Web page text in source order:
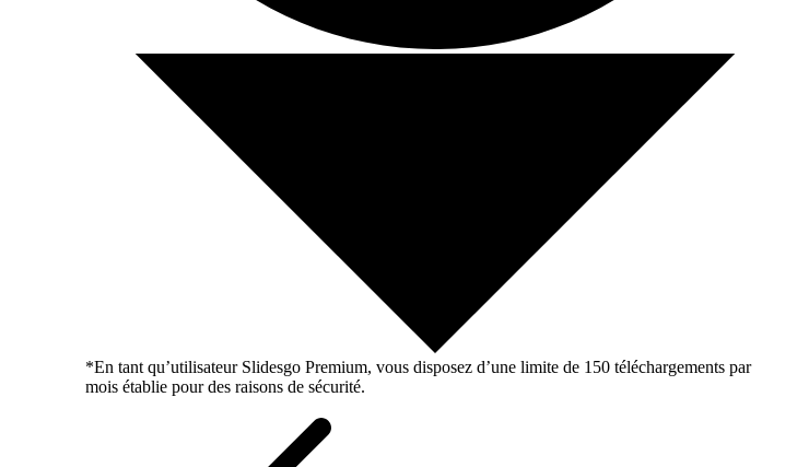
*En tant qu’utilisateur Slidesgo Premium, vous disposez d’une limite de 150 téléchargements par
mois établie pour des raisons de sécurité.